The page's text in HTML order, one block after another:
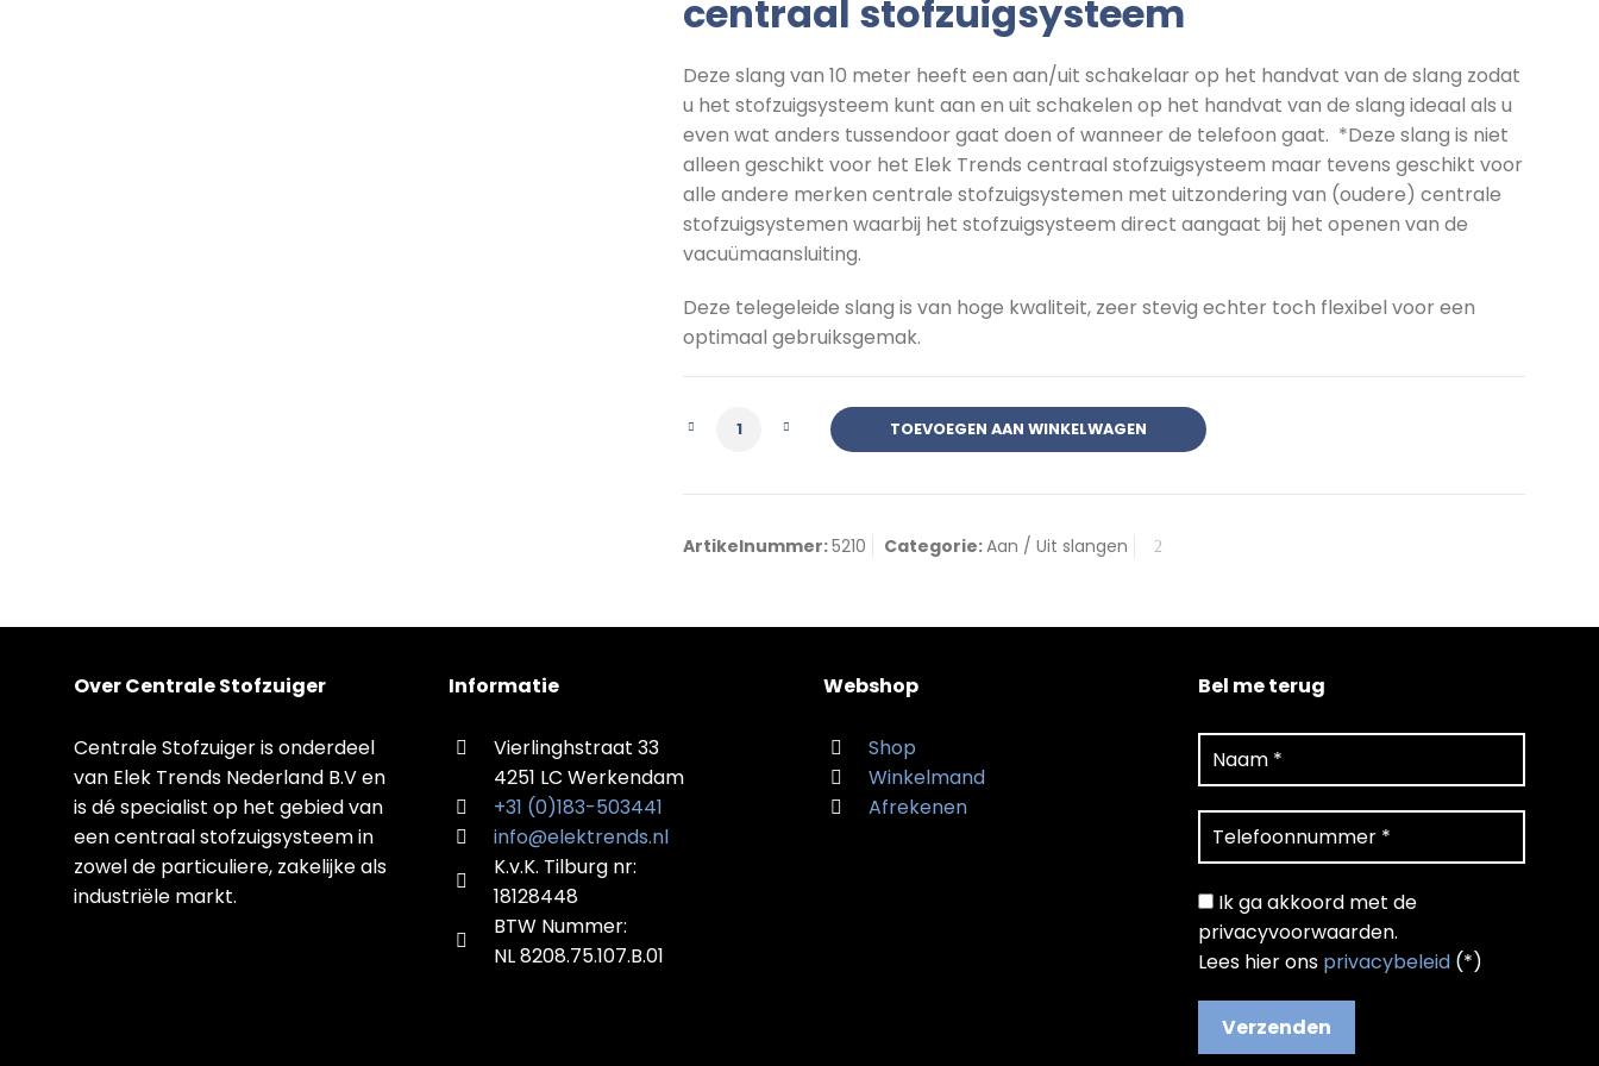
centraal stofzuigsysteem
Deze slang van 10 meter heeft een aan/uit schakelaar op het handvat van de slang zodat
u het stofzuigsysteem kunt aan en uit schakelen op het handvat van de slang ideaal als u
even wat anders tussendoor gaat doen of wanneer de telefoon gaat. *Deze slang is niet
alleen geschikt voor het Elek Trends centraal stofzuigsysteem maar tevens geschikt voor
alle andere merken centrale stofzuigsystemen met uitzondering van (oudere) centrale
stofzuigsystemen waarbij het stofzuigsysteem direct aangaat bij het openen van de
vacuümaansluiting.
Deze telegeleide slang is van hoge kwaliteit, zeer stevig echter toch flexibel voor een
optimaal gebruiksgemak.
Slang met aan-uit schakelaar 10 meter aantal
TOEVOEGEN AAN WINKELWAGEN
Artikelnummer:5210 Categorie:Aan / Uit slangen
Over Centrale Stofzuiger
Centrale Stofzuiger is onderdeel
van Elek Trends Nederland B.V en
is dé specialist op het gebied van
een centraal stofzuigsysteem in
zowel de particuliere, zakelijke als
industriële markt.
Informatie
Vierlinghstraat 33
4251 LC Werkendam
+31 (0)183-503441
info@elektrends.nl
K.v.K. Tilburg nr:
18128448
BTW Nummer:
NL 8208.75.107.B.01
Webshop
Shop
Winkelmand
Afrekenen
Bel me terug
Ik ga akkoord met de
privacyvoorwaarden.
Lees hier ons privacybeleid (*)